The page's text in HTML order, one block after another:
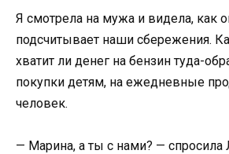
Я смотрела на мужа и видела, как
подсчитывает наши сбережения.
хватит ли денег на бензин туда-
покупки детям, на ежедневные
человек.
— Марина, а ты с нами? —